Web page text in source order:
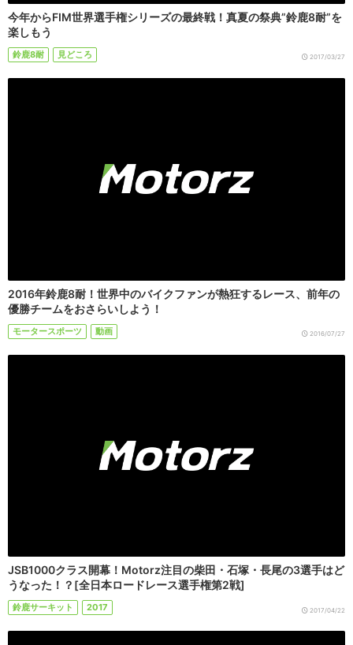
今年からFIM世界選手権シリーズの最終戦！真夏の祭典”鈴鹿8耐”を
楽しもう
鈴鹿8耐 見どころ 2017/03/27
2016年鈴鹿8耐！世界中のバイクファンが熱狂するレース、前年の
優勝チームをおさらいしよう！
モータースポーツ 動画 2016/07/27
JSB1000クラス開幕！Motorz注目の柴田・石塚・長尾の3選手はど
うなった！？[全日本ロードレース選手権第2戦]
鈴鹿サーキット 2017 2017/04/22